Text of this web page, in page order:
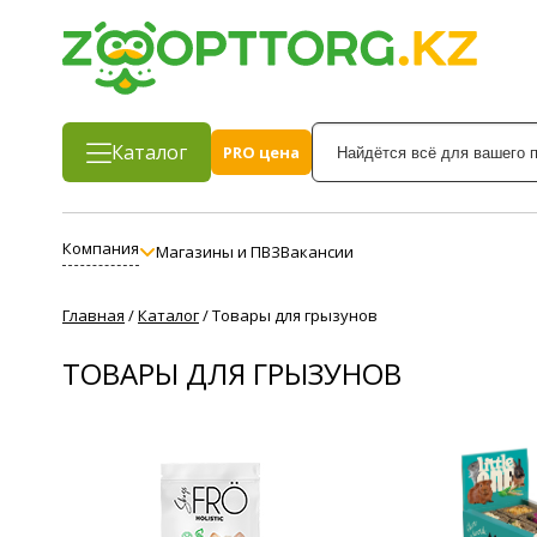
Каталог PRO цена
Компания Магазины и ПВЗВакансии
Главная /Каталог/Товары для грызунов
ТОВАРЫ ДЛЯ ГРЫЗУНОВ